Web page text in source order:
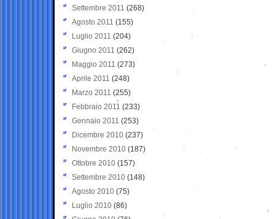
Settembre 2011 (268)
Agosto 2011 (155)
Luglio 2011 (204)
Giugno 2011 (262)
Maggio 2011 (273)
Aprile 2011 (248)
Marzo 2011 (255)
Febbraio 2011 (233)
Gennaio 2011 (253)
Dicembre 2010 (237)
Novembre 2010 (187)
Ottobre 2010 (157)
Settembre 2010 (148)
Agosto 2010 (75)
Luglio 2010 (86)